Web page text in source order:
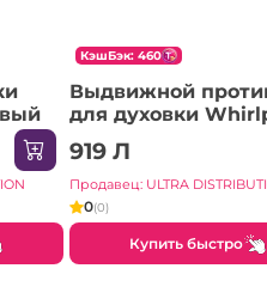
КэшБэк: 460
Выдвижной
для духовки
484000008435
919 Л
Продавец: ULTRA
0(0)
Купить быстро